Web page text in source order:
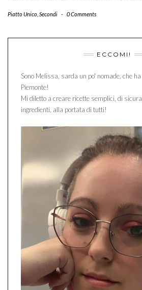
Piatto Unico Secondi - 0 Comments
ECCOMI!
Sono Melissa, sarda un po' nomade, che
Piemonte!
Mi diletto a creare ricette semplici, di
ingredienti, alla portata di tutti!